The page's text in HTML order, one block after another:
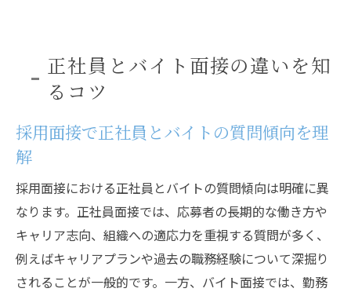
正社員とバイト面接の違いを知
るコツ
採用面接で正社員とバイトの質問傾向を理
解
採用面接における正社員とバイトの質問傾向は明確に異
なります。正社員面接では、応募者の長期的な働き方や
キャリア志向、組織への適応力を重視する質問が多く、
例えばキャリアプランや過去の職務経験について深掘り
されることが一般的です。一方、バイト面接では、勤務